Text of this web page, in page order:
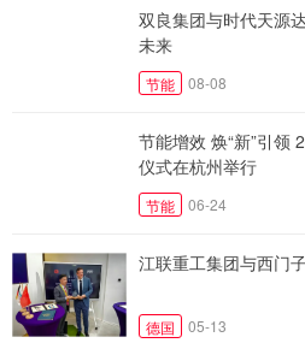
双良集团与时代天源
未来
节能 08-08
节能增效 焕“新”引领
仪式在杭州举行
节能 06-24
江联重工集团与西门
德国 05-13